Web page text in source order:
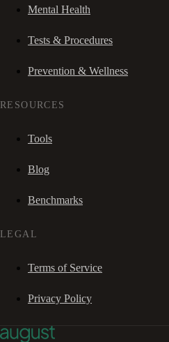
Mental Health
Tests & Procedures
Prevention & Wellness
RESOURCES
Tools
Blog
Benchmarks
LEGAL
Terms of Service
Privacy Policy